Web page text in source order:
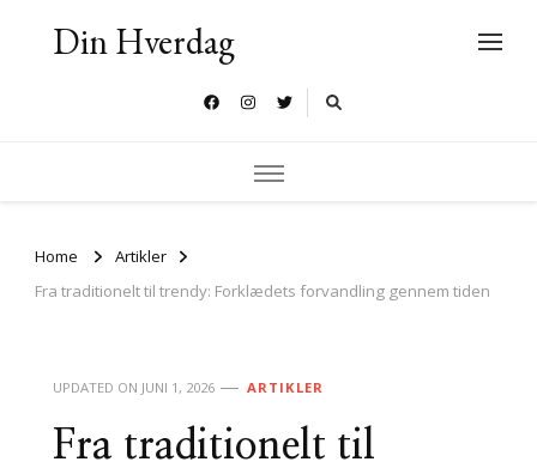
Din Hverdag
Home
Artikler
Fra traditionelt til trendy: Forklædets forvandling gennem tiden
UPDATED ON JUNI 1, 2026 ARTIKLER
Fra traditionelt til